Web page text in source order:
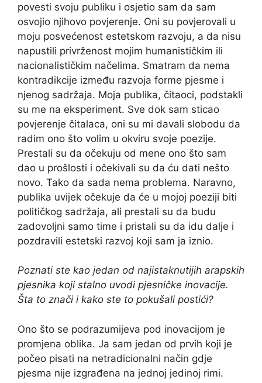
povesti svoju publiku i osjetio sam da sam
osvojio njihovo povjerenje. Oni su povjerovali u
moju posvećenost estetskom razvoju, a da nisu
napustili privrženost mojim humanističkim ili
nacionalističkim načelima. Smatram da nema
kontradikcije između razvoja forme pjesme i
njenog sadržaja. Moja publika, čitaoci, podstakli
su me na eksperiment. Sve dok sam sticao
povjerenje čitalaca, oni su mi davali slobodu da
radim ono što volim u okviru svoje poezije.
Prestali su da očekuju ​​od mene ono što sam
dao u prošlosti i očekivali su da ću dati nešto
novo. Tako da sada nema problema. Naravno,
publika uvijek očekuje da će u mojoj poeziji biti
političkog sadržaja, ali prestali su da budu
zadovoljni samo time i pristali su da idu dalje i
pozdravili estetski razvoj koji sam ja iznio.
Poznati ste kao jedan od najistaknutijih arapskih
pjesnika koji stalno uvodi pjesničke inovacije.
Šta to znači i kako ste to pokušali postići?
Ono što se podrazumijeva pod inovacijom je
promjena oblika. Ja sam jedan od prvih koji je
počeo pisati na netradicionalni način gdje
pjesma nije izgrađena na jednoj jedinoj rimi.